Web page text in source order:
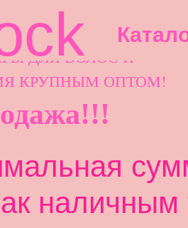
ДЛЯ ВОЛОС И
КРУПНЫМ ОПТОМ!
наличным